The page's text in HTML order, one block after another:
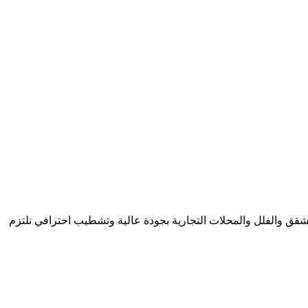
والفلل والمحلات التجارية بجودة عالية وتشطيب احترافي نلتزم